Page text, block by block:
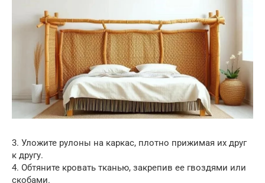
3. Уложите рулоны на каркас, плотно прижимая их друг
к другу.
4. Обтяните кровать тканью, закрепив ее гвоздями или
скобами.